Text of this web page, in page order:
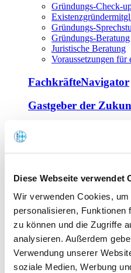
Diese Webseite verwendet
Wir verwenden Cookies,
personalisieren, Funktionen
zu können und die Zugriffe
analysieren. Außerdem
Verwendung unserer
soziale Medien, Werbung
Gründungs-Check-
Gründungs-
Gründungs-Beratung
Juristische Beratung
Voraussetzungen für
FachkräfteNavigator
Gastgeber der
Offene Seminare
Tagen im Palais
Wirte-und
Lernplattform
Partner
Branchennahe